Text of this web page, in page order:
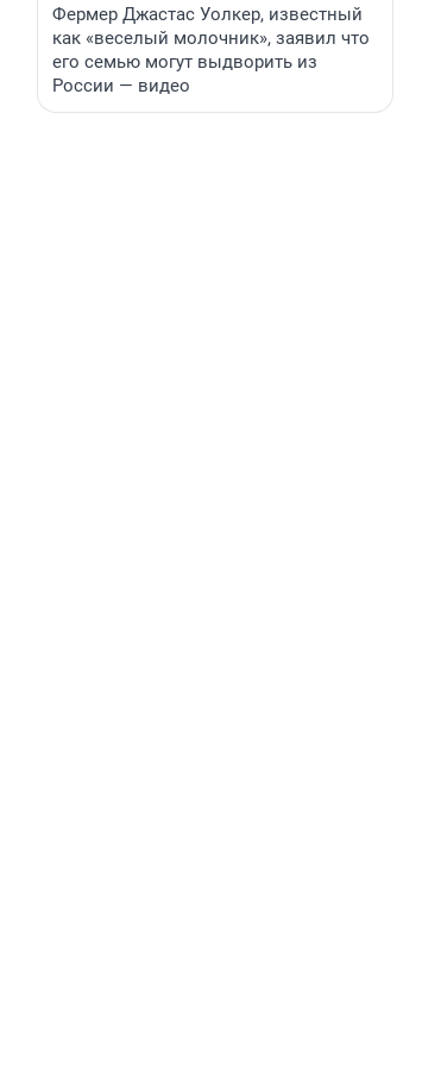
Фермер Джастас Уолкер, известный
как «веселый молочник», заявил что
его семью могут выдворить из
России — видео